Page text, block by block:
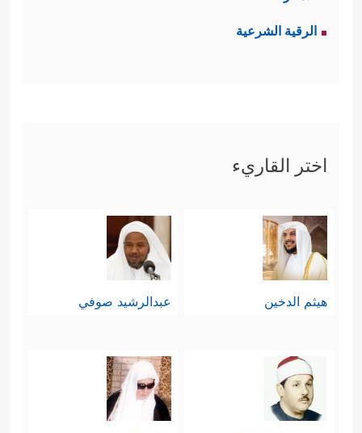
الرقية الشرعية
اختر القاريء
هيثم الدخين عبدالرشيد صوفي